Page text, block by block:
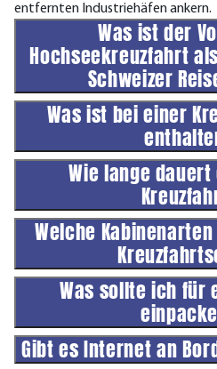
entfernten Industriehäfen ankern.
Was ist der
Hochseekreuzfahrt
Schweizer
Was ist bei einer
Wie lange
Welche
Was sollte ich für
Gibt es Internet an